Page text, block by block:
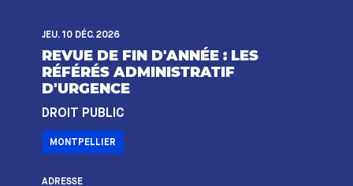
JEU. 10 DÉC. 2026
REVUE DE FIN D'ANNÉE : LES
RÉFÉRÉS ADMINISTRATIF
D'URGENCE
DROIT PUBLIC
MONTPELLIER
ADRESSE